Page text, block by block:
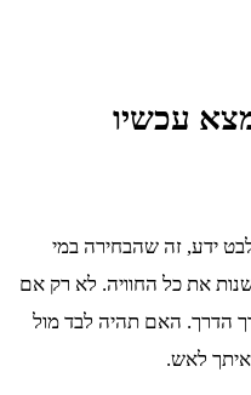
עכשיו
ידע, זה שהבחירה במי
את כל החוויה. לא רק אם
הדרך. האם תהיה לבד מול
לאש.